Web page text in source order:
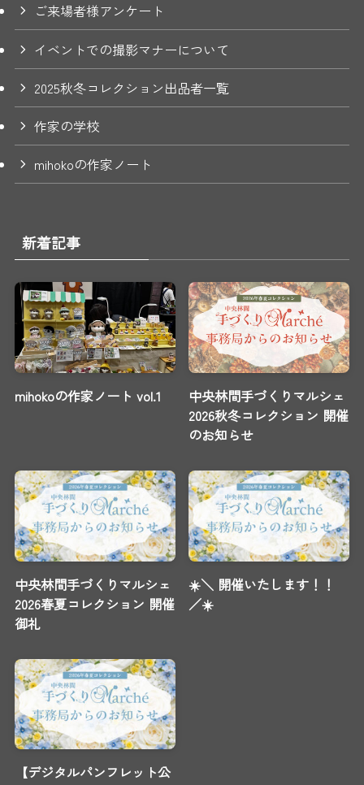
ご来場者様アンケート
イベントでの撮影マナーについて
2025秋冬コレクション出品者一覧
作家の学校
mihokoの作家ノート
新着記事
mihokoの作家ノート vol.1
中央林間手づくりマルシェ
2026秋冬コレクション 開催
のお知らせ
中央林間手づくりマルシェ
2026春夏コレクション 開催
御礼
☀️＼ 開催いたします！！
／☀️
【デジタルパンフレット公